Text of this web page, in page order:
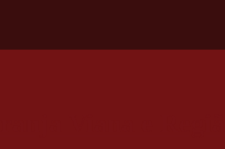
Viana e Região